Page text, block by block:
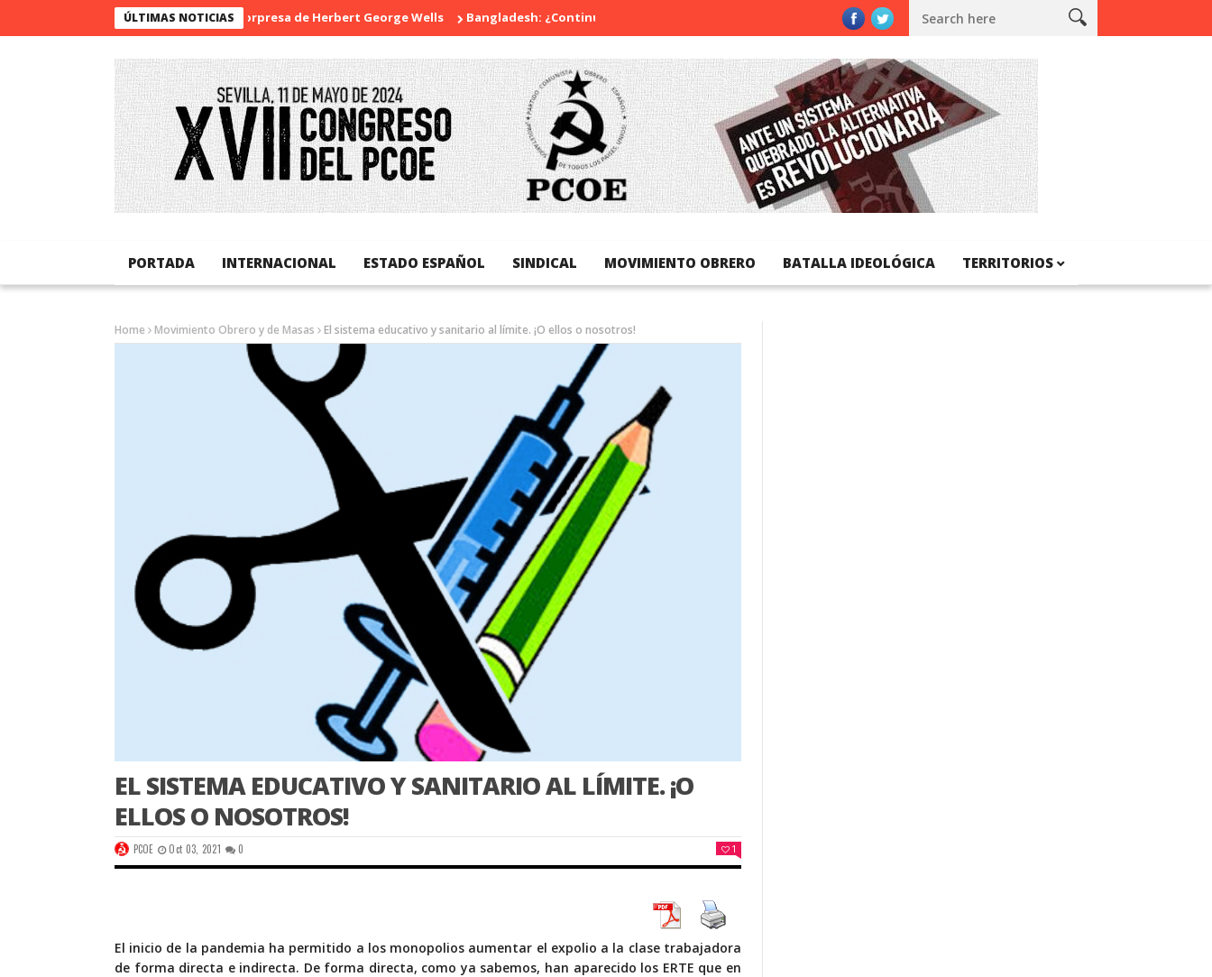
ÚLTIMAS NOTICIAS
La sorpresa de Herbert George Wells Bangladesh: ¿Continuidad o revolución? Diada Nacional de Catalunya
PORTADA INTERNACIONAL ESTADO ESPAÑOL SINDICAL MOVIMIENTO OBRERO BATALLA IDEOLÓGICA TERRITORIOS
Home Movimiento Obrero y de Masas El sistema educativo y sanitario al límite. ¡O ellos o nosotros!
EL SISTEMA EDUCATIVO Y SANITARIO AL LÍMITE. ¡O
ELLOS O NOSOTROS!
PCOE Oct 03, 2021 0 1
El inicio de la pandemia ha permitido a los monopolios aumentar el expolio a la clase trabajadora
de forma directa e indirecta. De forma directa, como ya sabemos, han aparecido los ERTE que en